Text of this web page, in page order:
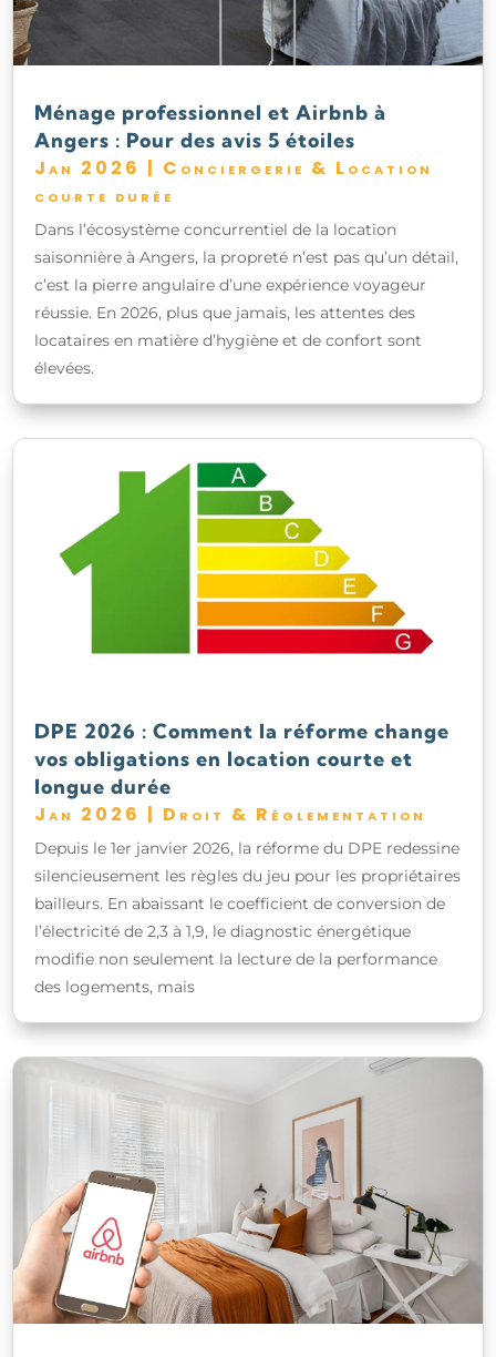
Ménage professionnel et Airbnb à
Angers : Pour des avis 5 étoiles
Jan 2026 | Conciergerie & Location
courte durée
Dans l’écosystème concurrentiel de la location
saisonnière à Angers, la propreté n’est pas qu’un détail,
c’est la pierre angulaire d’une expérience voyageur
réussie. En 2026, plus que jamais, les attentes des
locataires en matière d’hygiène et de confort sont
élevées.
DPE 2026 : Comment la réforme change
vos obligations en location courte et
longue durée
Jan 2026 | Droit & Réglementation
Depuis le 1er janvier 2026, la réforme du DPE redessine
silencieusement les règles du jeu pour les propriétaires
bailleurs. En abaissant le coefficient de conversion de
l’électricité de 2,3 à 1,9, le diagnostic énergétique
modifie non seulement la lecture de la performance
des logements, mais